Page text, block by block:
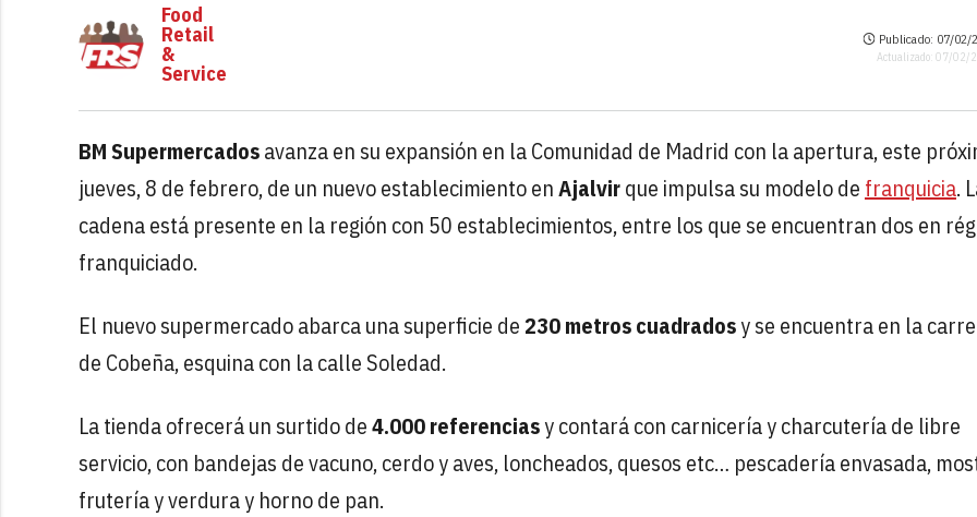
Food
Retail
&
Service
Publicado: 07/02/
Actualizado: 07/02/
BM Supermercadosavanza en su expansión en la Comunidad de Madrid con la apertura, este
jueves, 8 de febrero, de un nuevo establecimiento enAjalvirque impulsa su modelo de franquicia.
cadena está presente en la región con 50 establecimientos, entre los que se encuentran dos en
franquiciado.
El nuevo supermercado abarca una superficie de230 metros cuadradosy se encuentra en la
de Cobeña, esquina con la calle Soledad.
La tienda ofrecerá un surtido de4.000 referenciasy contará con carnicería y charcutería de libre
servicio, con bandejas de vacuno, cerdo y aves, loncheados, quesos etc… pescadería envasada,
frutería y verdura y horno de pan.